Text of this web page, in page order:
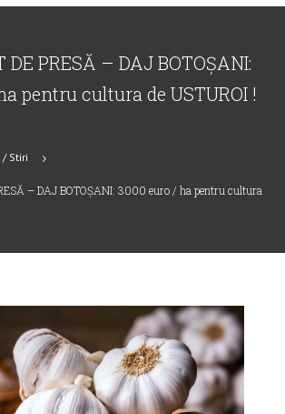
DE PRESĂ – DAJ BOTOȘANI:
pentru cultura de USTUROI !
Stiri 5
– DAJ BOTOȘANI: 3000 euro / ha pentru cultura